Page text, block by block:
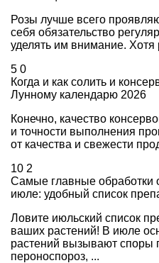
Розы лучше всего
себя обязательство
уделять им внимание.
5 0
Когда и как солить и
Лунному календарю 2026
Конечно, качество
и точности выполнения
от качества и свежести
10 2
Самые главные обработки
июле: удобный список
Ловите июльский список
ваших растений! В июле
растений вызывают
пероноспороз, ...